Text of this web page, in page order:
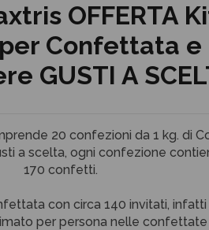
OFFERTA
Confettata e
GUSTI A
20 confezioni da 1 kg. di
a scelta, ogni confezione
170 confetti.
con circa 140 invitati, infatti
per persona nelle confettate